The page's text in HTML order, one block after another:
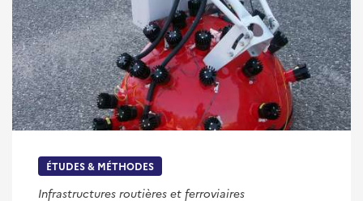
ÉTUDES & MÉTHODES
Infrastructures routières et ferroviaires